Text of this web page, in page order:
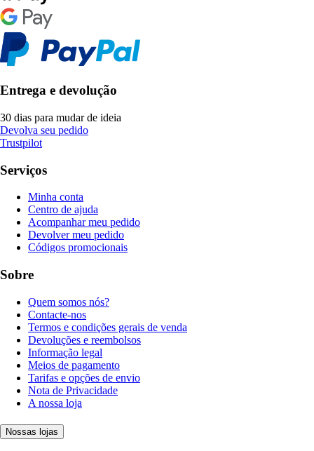
Entrega e devolução
30 dias para mudar de ideia
Devolva seu pedido
Trustpilot
Serviços
Minha conta
Centro de ajuda
Acompanhar meu pedido
Devolver meu pedido
Códigos promocionais
Sobre
Quem somos nós?
Contacte-nos
Termos e condições gerais de venda
Devoluções e reembolsos
Informação legal
Meios de pagamento
Tarifas e opções de envio
Nota de Privacidade
A nossa loja
Nossas lojas